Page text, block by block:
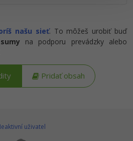
našu sieť. To môžeš urobiť buď
na podporu prevádzky alebo
Pridať obsah
uživatel